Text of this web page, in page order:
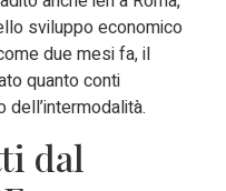
sviluppo economico
due mesi fa, il
quanto conti
dell’intermodalità.
dal